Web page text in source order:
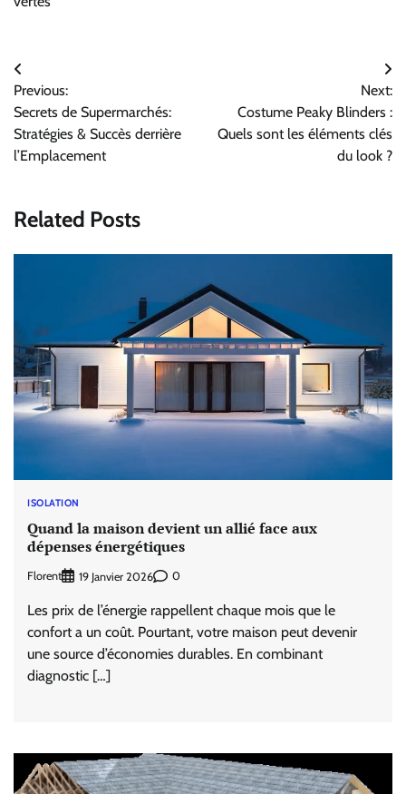
Navigation
de
l’article
Previous:
Secrets de Supermarchés:
Stratégies & Succès derrière
l’Emplacement
Next:
Costume Peaky Blinders :
Quels sont les éléments clés
du look ?
Related Posts
ISOLATION
Quand la maison devient un allié face aux
dépenses énergétiques
Florent 19 Janvier 2026 0
Les prix de l’énergie rappellent chaque mois que le
confort a un coût. Pourtant, votre maison peut devenir
une source d’économies durables. En combinant
diagnostic […]